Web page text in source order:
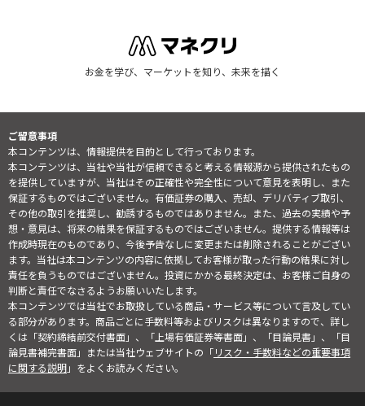
お金を学び、マーケットを知り、未来を描く
ご留意事項
本コンテンツは、情報提供を目的として行っております。
本コンテンツは、当社や当社が信頼できると考える情報源から提供されたもの
を提供していますが、当社はその正確性や完全性について意見を表明し、また
保証するものではございません。有価証券の購入、売却、デリバティブ取引、
その他の取引を推奨し、勧誘するものではありません。また、過去の実績や予
想・意見は、将来の結果を保証するものではございません。提供する情報等は
作成時現在のものであり、今後予告なしに変更または削除されることがござい
ます。当社は本コンテンツの内容に依拠してお客様が取った行動の結果に対し
責任を負うものではございません。投資にかかる最終決定は、お客様ご自身の
判断と責任でなさるようお願いいたします。
本コンテンツでは当社でお取扱している商品・サービス等について言及してい
る部分があります。商品ごとに手数料等およびリスクは異なりますので、詳し
くは「契約締結前交付書面」、「上場有価証券等書面」、「目論見書」、「目
論見書補完書面」または当社ウェブサイトの「リスク・手数料などの重要事項
に関する説明」をよくお読みください。